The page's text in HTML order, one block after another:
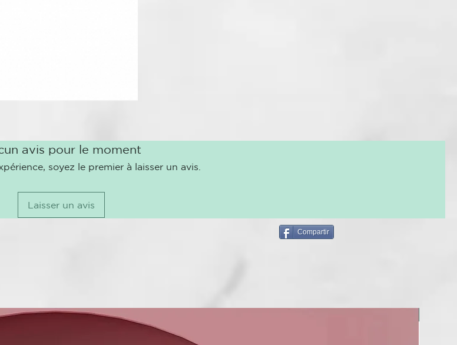
avis pour le moment
soyez le premier à laisser un avis.
Laisser un avis
Compartir